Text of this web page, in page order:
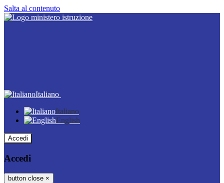
Salta al contenuto
Italiano
Italiano
English
Accedi
Accedi
button close ×